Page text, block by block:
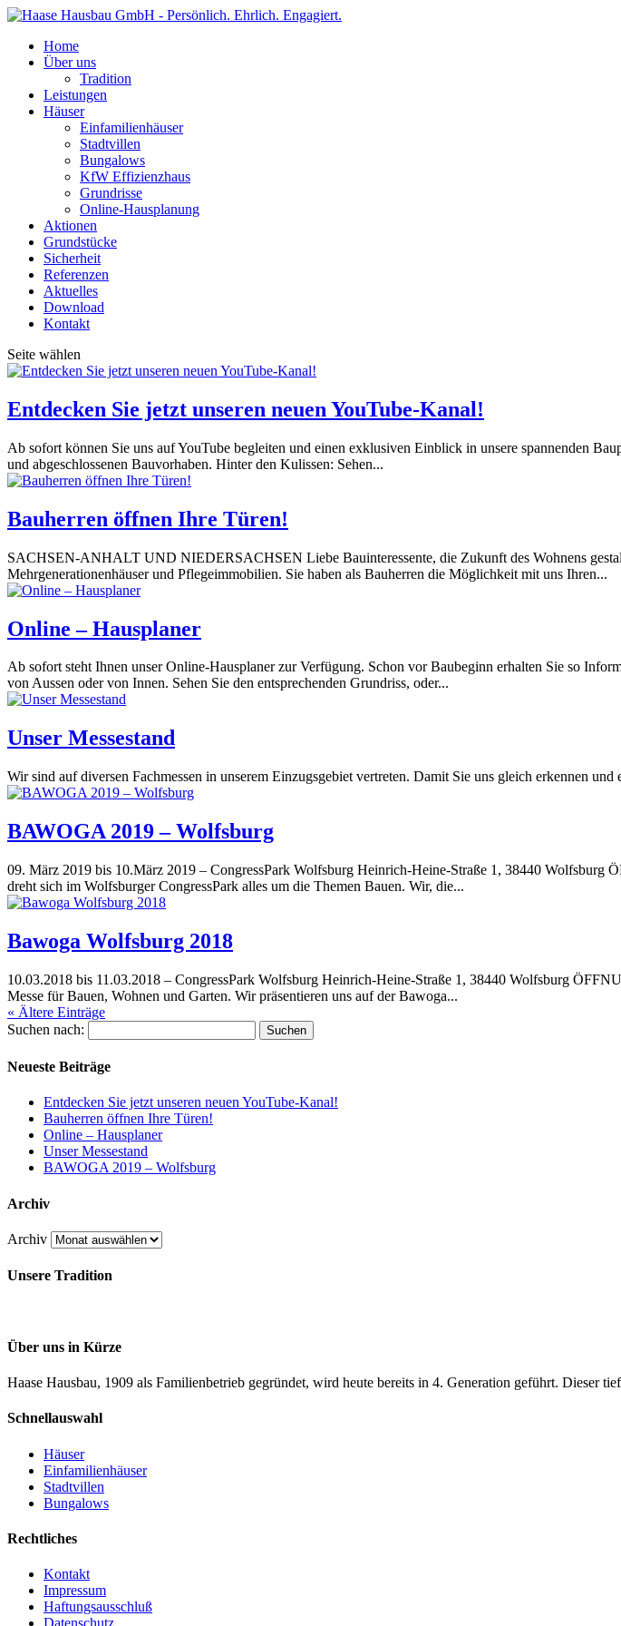
Home
Über uns
Tradition
Leistungen
Häuser
Einfamilienhäuser
Stadtvillen
Bungalows
KfW Effizienzhaus
Grundrisse
Online-Hausplanung
Aktionen
Grundstücke
Sicherheit
Referenzen
Aktuelles
Download
Kontakt
Seite wählen
Entdecken Sie jetzt unseren neuen YouTube-Kanal!
Ab sofort können Sie uns auf YouTube begleiten und einen exklusiven Einblick in unsere spannenden
und abgeschlossenen Bauvorhaben. Hinter den Kulissen: Sehen...
Bauherren öffnen Ihre Türen!
SACHSEN-ANHALT UND NIEDERSACHSEN Liebe Bauinteressente, die Zukunft des Wohnens
Mehrgenerationenhäuser und Pflegeimmobilien. Sie haben als Bauherren die Möglichkeit mit uns Ihren...
Online – Hausplaner
Ab sofort steht Ihnen unser Online-Hausplaner zur Verfügung. Schon vor Baubeginn erhalten Sie so
von Aussen oder von Innen. Sehen Sie den entsprechenden Grundriss, oder...
Unser Messestand
Wir sind auf diversen Fachmessen in unserem Einzugsgebiet vertreten. Damit Sie uns gleich erkennen
BAWOGA 2019 – Wolfsburg
09. März 2019 bis 10.März 2019 – CongressPark Wolfsburg Heinrich-Heine-Straße 1, 38440
dreht sich im Wolfsburger CongressPark alles um die Themen Bauen. Wir, die...
Bawoga Wolfsburg 2018
10.03.2018 bis 11.03.2018 – CongressPark Wolfsburg Heinrich-Heine-Straße 1, 38440 Wolfsburg
Messe für Bauen, Wohnen und Garten. Wir präsentieren uns auf der Bawoga...
« Ältere Einträge
Suchen nach:
Neueste Beiträge
Entdecken Sie jetzt unseren neuen YouTube-Kanal!
Bauherren öffnen Ihre Türen!
Online – Hausplaner
Unser Messestand
BAWOGA 2019 – Wolfsburg
Archiv
Archiv
Unsere Tradition
Über uns in Kürze
Haase Hausbau, 1909 als Familienbetrieb gegründet, wird heute bereits in 4. Generation geführt. Dieser
Schnellauswahl
Häuser
Einfamilienhäuser
Stadtvillen
Bungalows
Rechtliches
Kontakt
Impressum
Haftungsausschluß
Datenschutz